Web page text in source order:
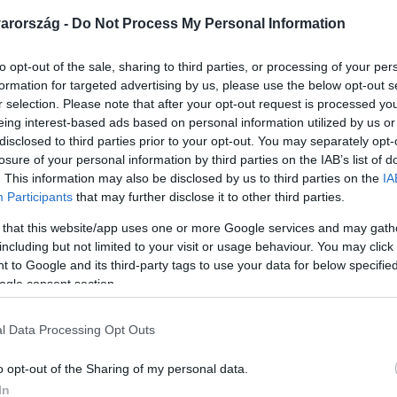
- Do Not Process My Personal Information
opt-out of the sale, sharing to third parties, or processing of your
for targeted advertising by us, please use the below opt-out
selection. Please note that after your opt-out request is processed
interest-based ads based on personal information utilized by us
to third parties prior to your opt-out. You may separately
of your personal information by third parties on the IAB’s list of
This information may also be disclosed by us to third parties on the
Participants that may further disclose it to other third parties.
this website/app uses one or more Google services and may
but not limited to your visit or usage behaviour. You may
to Google and its third-party tags to use your data for below
consent section.
Data Processing Opt Outs
opt-out of the Sharing of my personal data.
Link másolása
és a Kórházi Főigazgatóság épületében
Péter. Az uniós képviselőt a tárca
főigazgatóságra se, oda azonban
25-26 fok van. Az elmúlt hetekben több
miután sok helyen nincs vagy
műtétek is elmaradnak.